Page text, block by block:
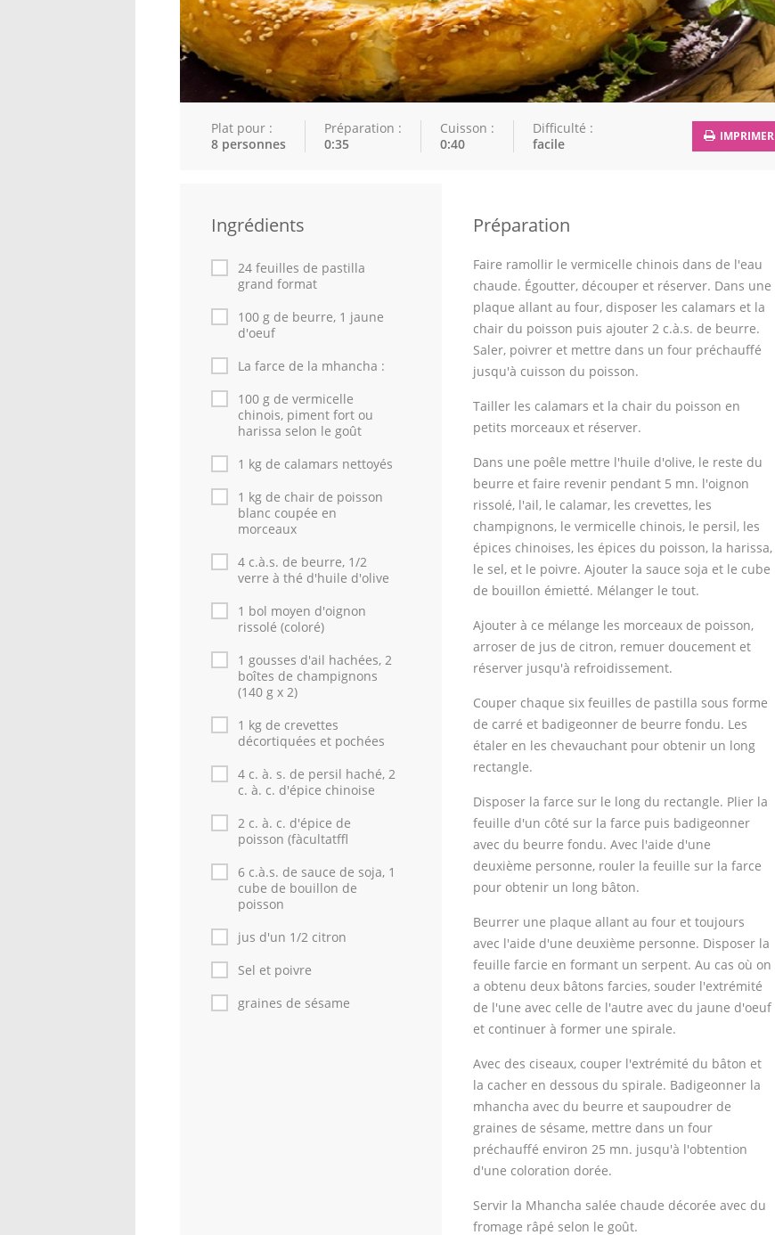
Plat pour :
8 personnes
Préparation :
0:35
Cuisson :
0:40
Difficulté :
facile
IMPRIMER
Ingrédients
24 feuilles de pastilla
grand format
100 g de beurre, 1 jaune
d'oeuf
La farce de la mhancha :
100 g de vermicelle
chinois, piment fort ou
harissa selon le goût
1 kg de calamars nettoyés
1 kg de chair de poisson
blanc coupée en
morceaux
4 c.à.s. de beurre, 1/2
verre à thé d'huile d'olive
1 bol moyen d'oignon
rissolé (coloré)
1 gousses d'ail hachées, 2
boîtes de champignons
(140 g x 2)
1 kg de crevettes
décortiquées et pochées
4 c. à. s. de persil haché, 2
c. à. c. d'épice chinoise
2 c. à. c. d'épice de
poisson (fàcultatffl
6 c.à.s. de sauce de soja, 1
cube de bouillon de
poisson
jus d'un 1/2 citron
Sel et poivre
graines de sésame
Préparation
Faire ramollir le vermicelle chinois dans de l'eau
chaude. Égoutter, découper et réserver. Dans une
plaque allant au four, disposer les calamars et la
chair du poisson puis ajouter 2 c.à.s. de beurre.
Saler, poivrer et mettre dans un four préchauffé
jusqu'à cuisson du poisson.
Tailler les calamars et la chair du poisson en
petits morceaux et réserver.
Dans une poêle mettre l'huile d'olive, le reste du
beurre et faire revenir pendant 5 mn. l'oignon
rissolé, l'ail, le calamar, les crevettes, les
champignons, le vermicelle chinois, le persil, les
épices chinoises, les épices du poisson, la harissa,
le sel, et le poivre. Ajouter la sauce soja et le cube
de bouillon émietté. Mélanger le tout.
Ajouter à ce mélange les morceaux de poisson,
arroser de jus de citron, remuer doucement et
réserver jusqu'à refroidissement.
Couper chaque six feuilles de pastilla sous forme
de carré et badigeonner de beurre fondu. Les
étaler en les chevauchant pour obtenir un long
rectangle.
Disposer la farce sur le long du rectangle. Plier la
feuille d'un côté sur la farce puis badigeonner
avec du beurre fondu. Avec l'aide d'une
deuxième personne, rouler la feuille sur la farce
pour obtenir un long bâton.
Beurrer une plaque allant au four et toujours
avec l'aide d'une deuxième personne. Disposer la
feuille farcie en formant un serpent. Au cas où on
a obtenu deux bâtons farcies, souder l'extrémité
de l'une avec celle de l'autre avec du jaune d'oeuf
et continuer à former une spirale.
Avec des ciseaux, couper l'extrémité du bâton et
la cacher en dessous du spirale. Badigeonner la
mhancha avec du beurre et saupoudrer de
graines de sésame, mettre dans un four
préchauffé environ 25 mn. jusqu'à l'obtention
d'une coloration dorée.
Servir la Mhancha salée chaude décorée avec du
fromage râpé selon le goût.